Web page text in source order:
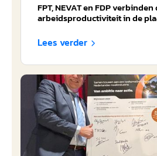
FPT, NEVAT en FDP
arbeidsproductiviteit in de
Lees verder 